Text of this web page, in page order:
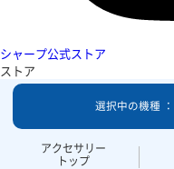
シャープ公式ストア
ストア
アクセサリー
トップ
選択中の機種 ：